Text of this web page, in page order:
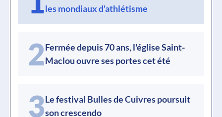
les mondiaux d'athlétisme
2Fermée depuis 70 ans, l'église Saint-
Maclou ouvre ses portes cet été
3Le festival Bulles de Cuivres poursuit
son crescendo